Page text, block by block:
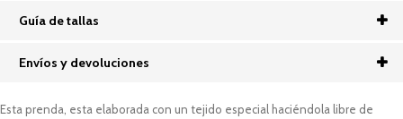
Guía de tallas
Envíos y devoluciones
Esta prenda, esta elaborada con un tejido especial haciéndola libre de